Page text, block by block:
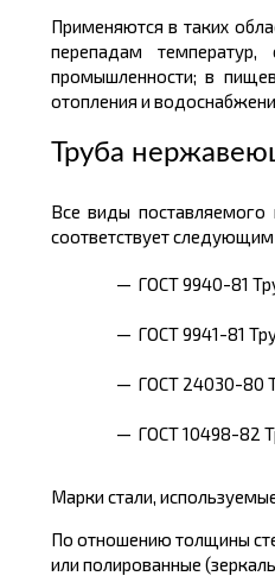
Применяются в таких
перепадам температур,
промышленности; в
отопления и
Труба
Все виды поставляемого
соответствует
ГОСТ 9940-81
ГОСТ 9941-81
ГОСТ 24030-80
ГОСТ 10498-82
Марки стали,
По отношению толщины
или полированные